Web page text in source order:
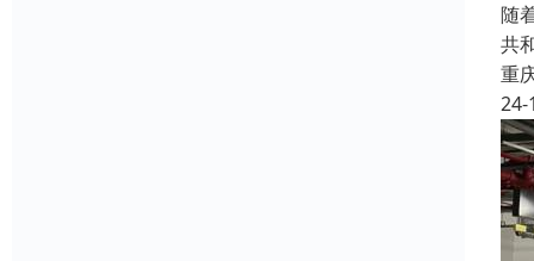
随
共
重
24-